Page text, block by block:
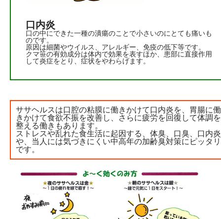
口内炎
口の中にできた一種の潰瘍のことで小さいのにとても痛いも
のです。
原因は細菌やウイルス、アレルギー、免疫の低下等です。
クマ笹の有効成分は体内で効果を表すほか、患部に直接作用
して炎症をとり、症状をやわらげます。
ササヘルスは口腔の粘膜に働きかけて口内炎を、胃腸に働
きかけて食欲不振を改善し、さらに疲労を回復して体調を
整える働きもあります。
ストレスや乱れた食生活に起因する、体臭、口臭、口内炎
や、当人には気づきにくい中高年の加齢臭対策にピッタリ
です。